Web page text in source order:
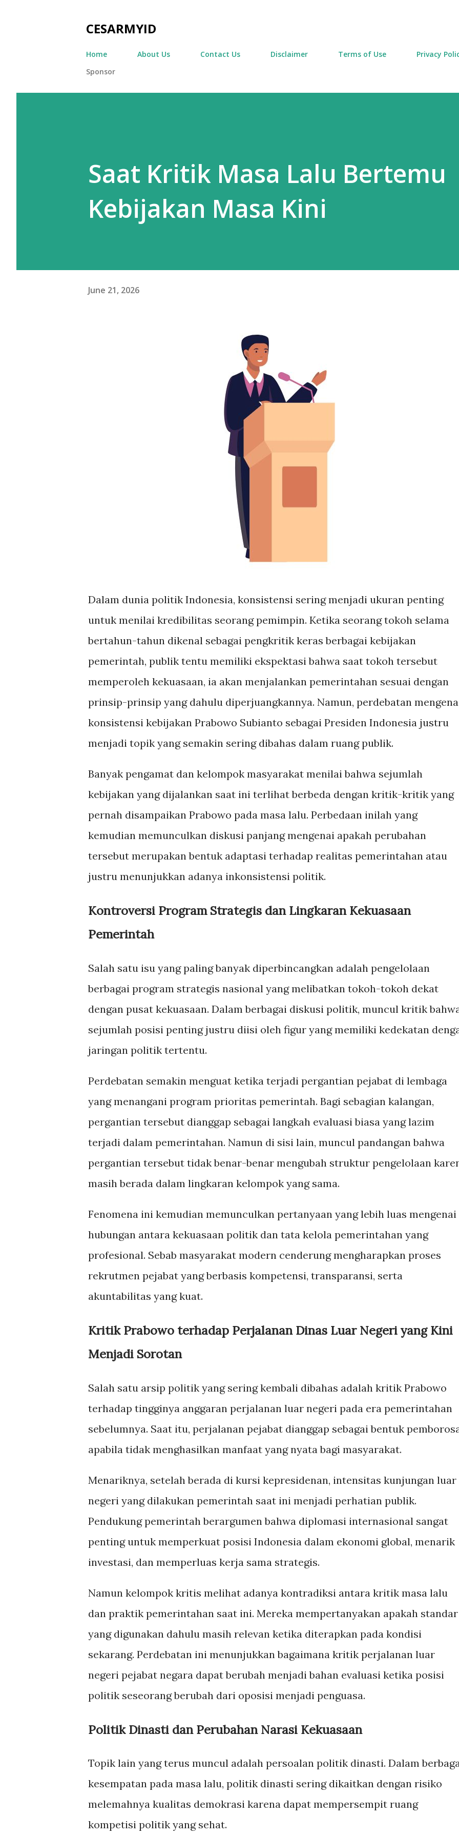
CESARMYID
Home About Us Contact Us Disclaimer Terms of Use
Privacy
Sponsor
Saat Kritik Masa Lalu Bertemu
Kebijakan Masa Kini
June 21, 2026
Dalam dunia politik Indonesia, konsistensi sering menjadi ukuran penting
untuk menilai kredibilitas seorang pemimpin. Ketika seorang tokoh selama
bertahun-tahun dikenal sebagai pengkritik keras berbagai kebijakan
pemerintah, publik tentu memiliki ekspektasi bahwa saat tokoh tersebut
memperoleh kekuasaan, ia akan menjalankan pemerintahan sesuai dengan
prinsip-prinsip yang dahulu diperjuangkannya. Namun, perdebatan
konsistensi kebijakan Prabowo Subianto sebagai Presiden Indonesia justru
menjadi topik yang semakin sering dibahas dalam ruang publik.
Banyak pengamat dan kelompok masyarakat menilai bahwa sejumlah
kebijakan yang dijalankan saat ini terlihat berbeda dengan kritik-kritik yang
pernah disampaikan Prabowo pada masa lalu. Perbedaan inilah yang
kemudian memunculkan diskusi panjang mengenai apakah perubahan
tersebut merupakan bentuk adaptasi terhadap realitas pemerintahan atau
justru menunjukkan adanya inkonsistensi politik.
Kontroversi Program Strategis dan Lingkaran Kekuasaan
Pemerintah
Salah satu isu yang paling banyak diperbincangkan adalah pengelolaan
berbagai program strategis nasional yang melibatkan tokoh-tokoh dekat
dengan pusat kekuasaan. Dalam berbagai diskusi politik, muncul kritik
sejumlah posisi penting justru diisi oleh figur yang memiliki kedekatan
jaringan politik tertentu.
Perdebatan semakin menguat ketika terjadi pergantian pejabat di lembaga
yang menangani program prioritas pemerintah. Bagi sebagian kalangan,
pergantian tersebut dianggap sebagai langkah evaluasi biasa yang lazim
terjadi dalam pemerintahan. Namun di sisi lain, muncul pandangan bahwa
pergantian tersebut tidak benar-benar mengubah struktur pengelolaan
masih berada dalam lingkaran kelompok yang sama.
Fenomena ini kemudian memunculkan pertanyaan yang lebih luas mengenai
hubungan antara kekuasaan politik dan tata kelola pemerintahan yang
profesional. Sebab masyarakat modern cenderung mengharapkan proses
rekrutmen pejabat yang berbasis kompetensi, transparansi, serta
akuntabilitas yang kuat.
Kritik Prabowo terhadap Perjalanan Dinas Luar Negeri yang Kini
Menjadi Sorotan
Salah satu arsip politik yang sering kembali dibahas adalah kritik Prabowo
terhadap tingginya anggaran perjalanan luar negeri pada era pemerintahan
sebelumnya. Saat itu, perjalanan pejabat dianggap sebagai bentuk
apabila tidak menghasilkan manfaat yang nyata bagi masyarakat.
Menariknya, setelah berada di kursi kepresidenan, intensitas kunjungan luar
negeri yang dilakukan pemerintah saat ini menjadi perhatian publik.
Pendukung pemerintah berargumen bahwa diplomasi internasional sangat
penting untuk memperkuat posisi Indonesia dalam ekonomi global, menarik
investasi, dan memperluas kerja sama strategis.
Namun kelompok kritis melihat adanya kontradiksi antara kritik masa lalu
dan praktik pemerintahan saat ini. Mereka mempertanyakan apakah standar
yang digunakan dahulu masih relevan ketika diterapkan pada kondisi
sekarang. Perdebatan ini menunjukkan bagaimana kritik perjalanan luar
negeri pejabat negara dapat berubah menjadi bahan evaluasi ketika posisi
politik seseorang berubah dari oposisi menjadi penguasa.
Politik Dinasti dan Perubahan Narasi Kekuasaan
Topik lain yang terus muncul adalah persoalan politik dinasti. Dalam
kesempatan pada masa lalu, politik dinasti sering dikaitkan dengan risiko
melemahnya kualitas demokrasi karena dapat mempersempit ruang
kompetisi politik yang sehat.